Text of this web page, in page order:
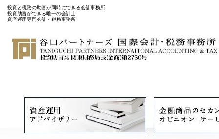
投資と税務の助言が同時にできる会計事務所
投資助言ができる唯一の会計士
資産運用専門会計・税務事務所